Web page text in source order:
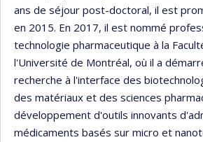
ans de séjour post-doctoral, il est
en 2015. En 2017, il est nommé
technologie pharmaceutique à la
l'Université de Montréal, où il a
recherche à l'interface des
des matériaux et des sciences
développement d'outils innovants
médicaments basés sur micro et